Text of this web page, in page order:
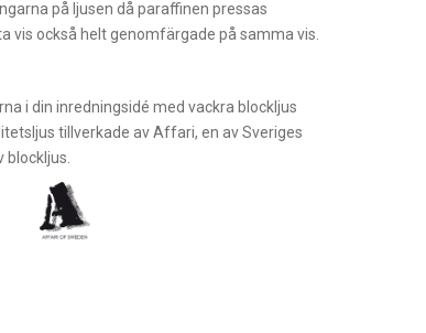
på ljusen då paraffinen pressas
vis också helt genomfärgade på samma vis.
i din inredningsidé med vackra blockljus
tillverkade av Affari, en av Sveriges